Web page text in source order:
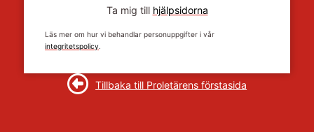
Ta mig till hjälpsidorna
Läs mer om hur vi behandlar personuppgifter i vår
integritetspolicy.
Tillbaka till Proletärens förstasida